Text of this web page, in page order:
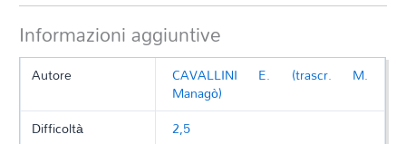
Informazioni aggiuntive
Autore CAVALLINI E. (trascr. M.
Managò)
Difficoltà
2,5